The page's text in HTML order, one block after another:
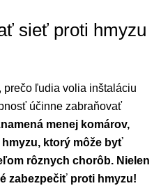
sieť proti hmyzu
prečo ľudia volia inštaláciu
účinne zabraňovať
menej komárov,
ktorý môže byť
rôznych chorôb. Nielen
zabezpečiť proti hmyzu!